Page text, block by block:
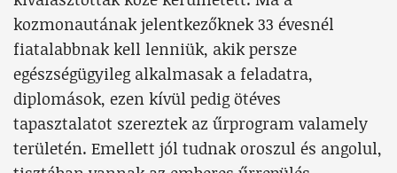
kozmonautának jelentkezőknek 33 évesnél
fiatalabbnak kell lenniük, akik persze
egészségügyileg alkalmasak a feladatra,
diplomások, ezen kívül pedig ötéves
tapasztalatot szereztek az űrprogram valamely
területén. Emellett jól tudnak oroszul és angolul,